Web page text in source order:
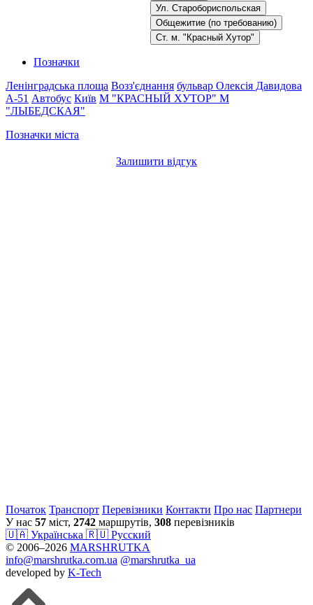
Ул. Старобориспольская
Общежитие (по требованию)
Ст. м. "Красный Хутор"
Позначки
Ленінградська площа Возз'єднання бульвар Олексія Давидова
A-51 Автобус Київ М "КРАСНЫЙ ХУТОР" М
"ЛЫБЕДСКАЯ"
Позначки міста
Залишити відгук
Початок Транспорт Перевiзники Контакти Про нас Партнери
У нас 57 міст, 2742 маршрутів, 308 перевізників
🇺🇦 Українська 🇷🇺 Русский
© 2006–2026 MARSHRUTKA
info@marshrutka.com.ua @marshrutka_ua
developed by K-Tech